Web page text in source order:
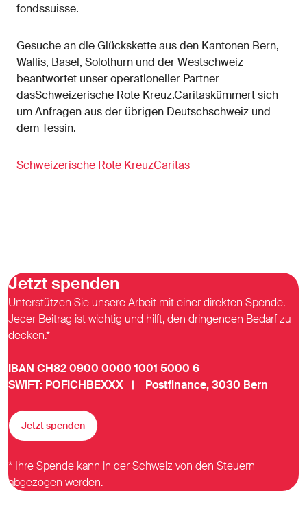
fondssuisse.
Gesuche an die Glückskette aus den Kantonen Bern,
Wallis, Basel, Solothurn und der Westschweiz
beantwortet unser operationeller Partner
dasSchweizerische Rote Kreuz.Caritaskümmert sich
um Anfragen aus der übrigen Deutschschweiz und
dem Tessin.
Schweizerische Rote KreuzCaritas
Jetzt spenden
Unterstützen Sie unsere Arbeit mit einer direkten Spende.
Jeder Beitrag ist wichtig und hilft, den dringenden Bedarf zu
decken.*
IBAN CH82 0900 0000 1001 5000 6
SWIFT: POFICHBEXXX | Postfinance, 3030 Bern
Jetzt spenden
* Ihre Spende kann in der Schweiz von den Steuern
abgezogen werden.